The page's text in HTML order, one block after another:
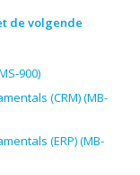
de volgende
900)
(CRM) (MB-
(ERP) (MB-